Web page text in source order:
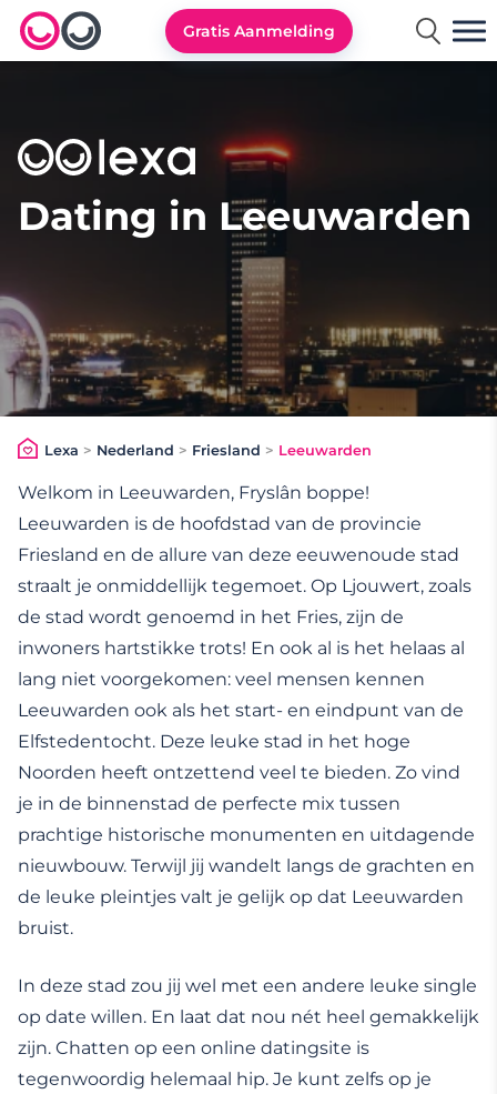
Lexa logo
Gratis Aanmelding
Dating in Leeuwarden
Lexa > Nederland > Friesland > Leeuwarden
Welkom in Leeuwarden, Fryslân boppe!
Leeuwarden is de hoofdstad van de provincie
Friesland en de allure van deze eeuwenoude stad
straalt je onmiddellijk tegemoet. Op Ljouwert, zoals
de stad wordt genoemd in het Fries, zijn de
inwoners hartstikke trots! En ook al is het helaas al
lang niet voorgekomen: veel mensen kennen
Leeuwarden ook als het start- en eindpunt van de
Elfstedentocht. Deze leuke stad in het hoge
Noorden heeft ontzettend veel te bieden. Zo vind
je in de binnenstad de perfecte mix tussen
prachtige historische monumenten en uitdagende
nieuwbouw. Terwijl jij wandelt langs de grachten en
de leuke pleintjes valt je gelijk op dat Leeuwarden
bruist.
In deze stad zou jij wel met een andere leuke single
op date willen. En laat dat nou nét heel gemakkelijk
zijn. Chatten op een online datingsite is
tegenwoordig helemaal hip. Je kunt zelfs op je